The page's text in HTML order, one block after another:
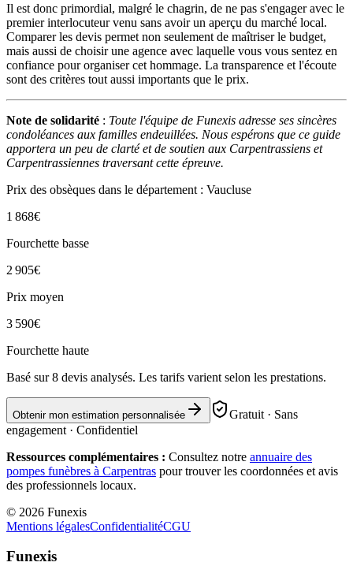
Il est donc primordial, malgré le chagrin, de ne pas s'engager avec le
premier interlocuteur venu sans avoir un aperçu du marché local.
Comparer les devis permet non seulement de maîtriser le budget,
mais aussi de choisir une agence avec laquelle vous vous sentez en
confiance pour organiser cet hommage. La transparence et l'écoute
sont des critères tout aussi importants que le prix.
Note de solidarité : Toute l'équipe de Funexis adresse ses sincères
condoléances aux familles endeuillées. Nous espérons que ce guide
apportera un peu de clarté et de soutien aux Carpentrassiens et
Carpentrassiennes traversant cette épreuve.
Prix des obsèques dans le département : Vaucluse
1 868€
Fourchette basse
2 905€
Prix moyen
3 590€
Fourchette haute
Basé sur8 devis analysés. Les tarifs varient selon les prestations.
Obtenir mon estimation personnalisée
Gratuit · Sans
engagement · Confidentiel
Ressources complémentaires : Consultez notre annuaire des
pompes funèbres à Carpentras pour trouver les coordonnées et avis
des professionnels locaux.
© 2026 Funexis
Mentions légalesConfidentialitéCGU
Funexis